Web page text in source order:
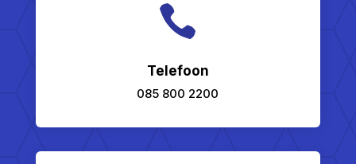

Telefoon
085 800 2200